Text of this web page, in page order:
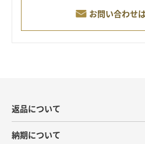
お問い合わせ
返品について
納期について